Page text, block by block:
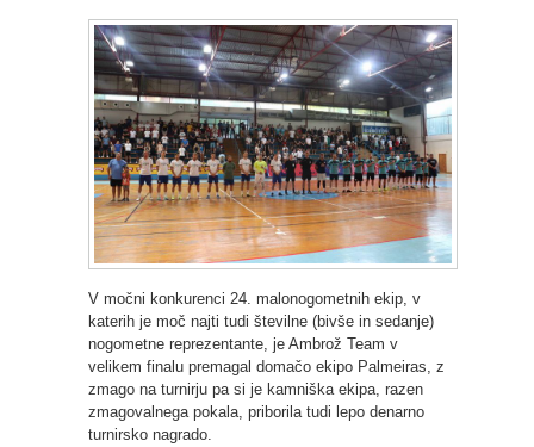
V močni konkurenci 24. malonogometnih ekip, v
katerih je moč najti tudi številne (bivše in sedanje)
nogometne reprezentante, je Ambrož Team v
velikem finalu premagal domačo ekipo Palmeiras, z
zmago na turnirju pa si je kamniška ekipa, razen
zmagovalnega pokala, priborila tudi lepo denarno
turnirsko nagrado.